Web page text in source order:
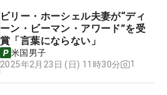
ビリー・ホーシェル夫妻が“ディ
ーン・ビーマン・アワード”を受
賞「言葉にならない」
米国男子
2025年2月23日 (日) 11時30分
1